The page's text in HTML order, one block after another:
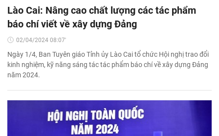
Lào Cai: Nâng cao chất lượng các tác phẩm
báo chí viết về xây dựng Đảng
02/04/2024 08:07'
Ngày 1/4, Ban Tuyên giáo Tỉnh ủy Lào Cai tổ chức Hội nghị trao đổi
kinh nghiệm, kỹ năng sáng tác tác phẩm báo chí về xây dựng Đảng
năm 2024.